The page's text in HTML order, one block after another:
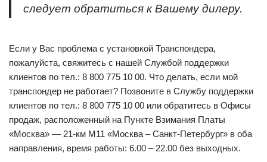
следует обратиться к Вашему дилеру.
Если у Вас проблема с установкой Транспондера,
пожалуйста, свяжитесь с нашей Службой поддержки
клиентов по тел.: 8 800 775 10 00. Что делать, если мой
транспондер не работает? Позвоните в Службу поддержки
клиентов по тел.: 8 800 775 10 00 или обратитесь в Офисы
продаж, расположенный на Пункте Взимания Платы
«Москва» — 21-км М11 «Москва – Санкт-Петербург» в оба
направления, время работы: 6.00 – 22.00 без выходных.